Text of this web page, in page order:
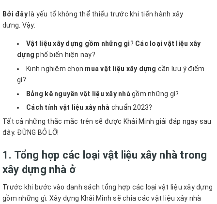
Bởi đâylà yếu tố không thể thiếu trước khi tiến hành xây
dựng. Vậy:
Vật liệu xây dựng gồm những gì? Các loại vật liệu xây
dựng phổ biến hiện nay?
Kinh nghiệm chọn mua vật liệu xây dựng cần lưu ý điểm
gì?
Bảng kê nguyên vật liệu xây nhà gồm những gì?
Cách tính vật liệu xây nhà chuẩn 2023?
Tất cả những thắc mắc trên sẽ được Khải Minh giải đáp ngay sau
đây. ĐỪNG BỎ LỠ!
1. Tổng hợp các loại vật liệu xây nhà trong
xây dựng nhà ở
Trước khi bước vào danh sách tổng hợp các loại vật liệu xây dựng
gồm những gì. Xây dựng Khải Minh sẽ chia các vật liệu xây nhà